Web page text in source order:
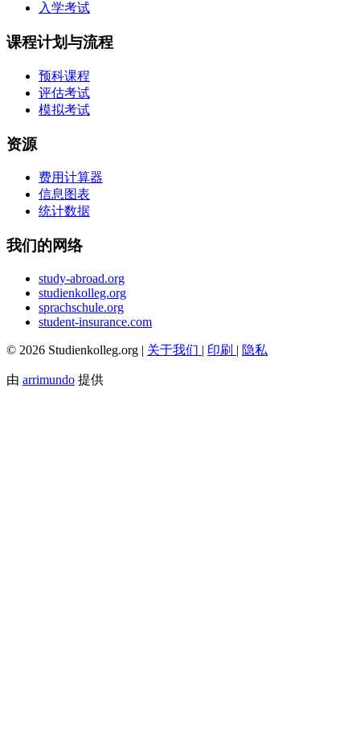
入学考试
课程计划与流程
预科课程
评估考试
模拟考试
资源
费用计算器
信息图表
统计数据
我们的网络
study-abroad.org
studienkolleg.org
sprachschule.org
student-insurance.com
© 2026 Studienkolleg.org | 关于我们 | 印刷 | 隐私
由 arrimundo 提供